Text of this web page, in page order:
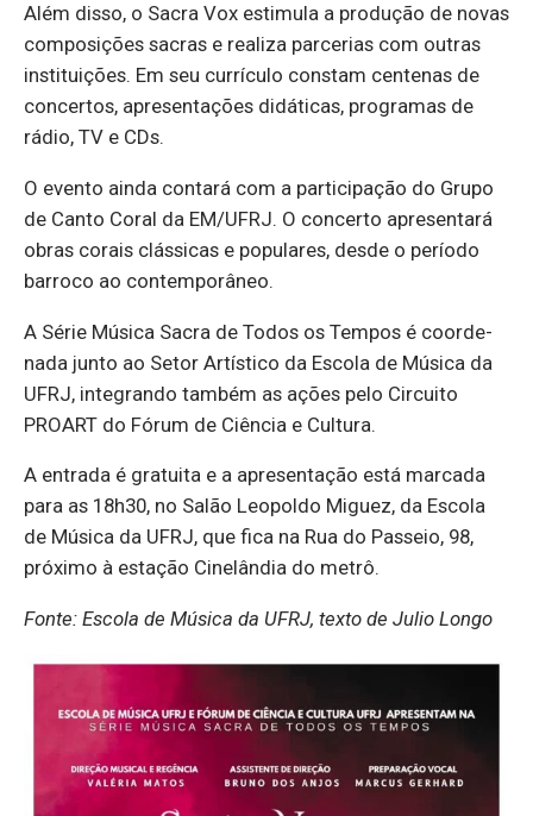
Além disso, o Sacra Vox es­ti­mula a pro­dução de novas
com­po­si­ções sa­cras e re­a­liza par­ce­rias com ou­tras
ins­ti­tui­ções. Em seu cur­rí­culo constam cen­tenas de
con­certos, apre­sen­ta­ções di­dá­ticas, pro­gramas de
rádio, TV e CDs.
O evento ainda con­tará com a par­ti­ci­pação do Grupo
de Canto Coral da EM/UFRJ. O con­certo apre­sen­tará
obras co­rais clás­sicas e po­pu­lares, desde o pe­ríodo
bar­roco ao con­tem­po­râneo.
A Série Mú­sica Sacra de Todos os Tempos é co­or­de­
nada junto ao Setor Ar­tís­tico da Es­cola de Mú­sica da
UFRJ, in­te­grando também as ações pelo Cir­cuito
PROART do Fórum de Ci­ência e Cul­tura.
A en­trada é gra­tuita e a apre­sen­tação está mar­cada
para as 18h30, no Salão Le­o­poldo Mi­guez, da Es­cola
de Mú­sica da UFRJ, que fica na Rua do Pas­seio, 98,
pró­ximo à es­tação Ci­ne­lândia do metrô.
Fonte: Escola de Música da UFRJ, texto de Julio Longo